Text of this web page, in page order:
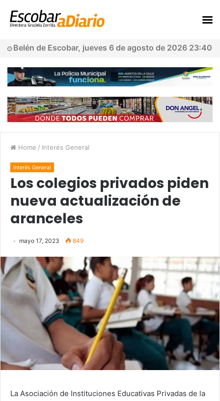
Belén de Escobar, jueves 6 de agosto de 2026 23:40
Home / Interés General
Interés General
Los colegios privados piden
nueva actualización de
aranceles
mayo 17, 2023 849
La Asociación de Instituciones Educativas Privadas de la